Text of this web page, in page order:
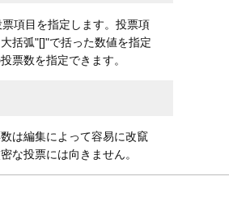
項目を指定します。投票項
括弧"[]"で括った数値を指定
票数を指定できます。
は編集によって容易に改竄
な投票には向きません。